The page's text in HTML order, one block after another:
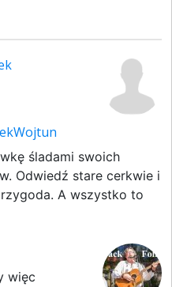
śladami swoich
Odwiedź stare cerkwie i
A wszystko to
więc